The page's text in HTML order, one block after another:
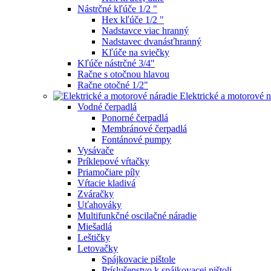
Nástrčné kľúče 1/2 "
Hex kľúče 1/2 "
Nadstavce viac hranný
Nadstavec dvanásťhranný
Kľúče na sviečky
Kľúče nástrčné 3/4"
Račne s otočnou hlavou
Račne otočné 1/2"
Elektrické a motorové
Vodné čerpadlá
Ponorné čerpadlá
Membránové čerpadlá
Fontánové pumpy
Vysávače
Príklepové vŕtačky
Priamočiare píly
Vŕtacie kladivá
Zváračky
Uťahováky
Multifunkčné oscilačné náradie
Miešadlá
Leštičky
Letovačky
Spájkovacie pištole